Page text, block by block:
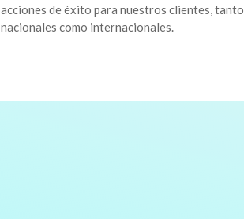
acciones de éxito para nuestros clientes, tanto
nacionales como internacionales.